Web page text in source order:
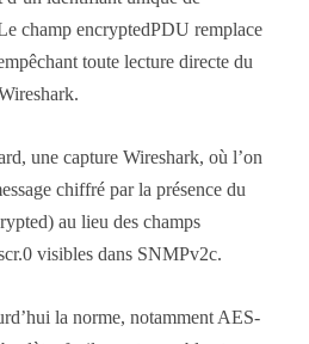
champ encryptedPDU remplace
toute lecture directe du
une capture Wireshark, où l’on
chiffré par la présence du
au lieu des champs
visibles dans SNMPv2c.
la norme, notamment AES-